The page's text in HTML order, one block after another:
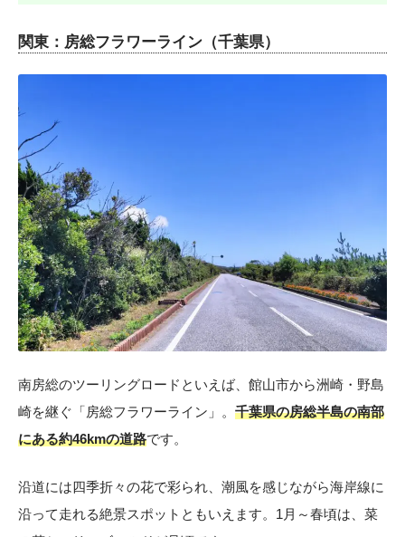
関東：房総フラワーライン（千葉県）
南房総のツーリングロードといえば、館山市から洲崎・野島
崎を継ぐ「房総フラワーライン」。 千葉県の房総半島の南部
にある約46kmの道路です。
沿道には四季折々の花で彩られ、潮風を感じながら海岸線に
沿って走れる絶景スポットともいえます。1月～春頃は、菜